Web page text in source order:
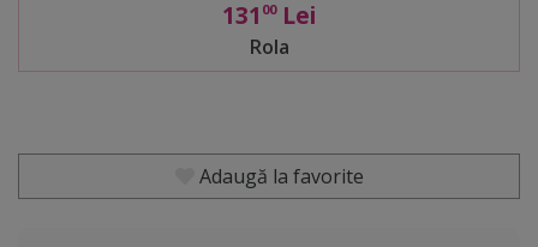
131 00Lei
Rola
Adaugă la favorite